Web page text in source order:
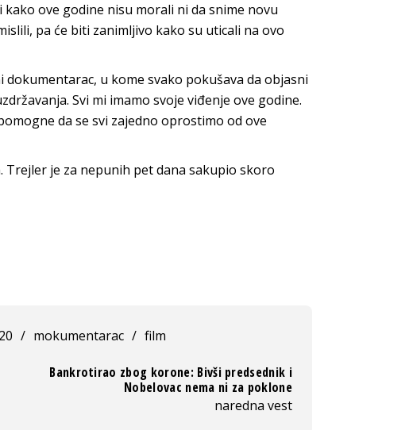
ove godine nisu morali ni da snime novu
pa će biti zanimljivo kako su uticali na ovo
u kome svako pokušava da objasni
Svi mi imamo svoje viđenje ove godine.
da se svi zajedno oprostimo od ove
Trejler je za nepunih pet dana sakupio skoro
/ mokumentarac / film
Bankrotirao zbog korone: Bivši predsednik i
Nobelovac nema ni za poklone
naredna vest